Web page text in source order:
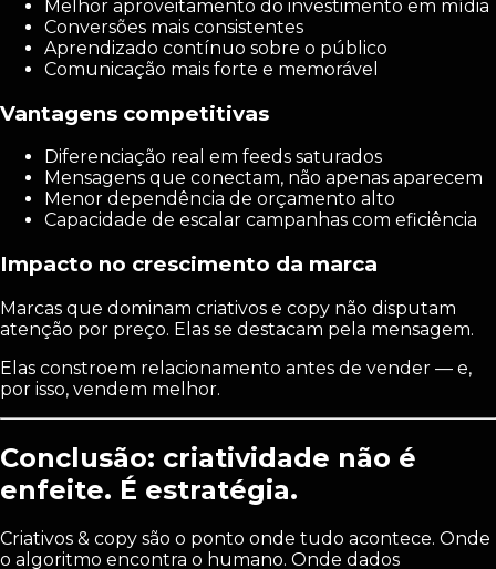
Melhor aproveitamento do investimento em mídia
Conversões mais consistentes
Aprendizado contínuo sobre o público
Comunicação mais forte e memorável
Vantagens competitivas
Diferenciação real em feeds saturados
Mensagens que conectam, não apenas aparecem
Menor dependência de orçamento alto
Capacidade de escalar campanhas com eficiência
Impacto no crescimento da marca
Marcas que dominam criativos e copy não disputam
atenção por preço. Elas se destacam pela mensagem.
Elas constroem relacionamento antes de vender — e,
por isso, vendem melhor.
Conclusão: criatividade não é
enfeite. É estratégia.
Criativos & copy são o ponto onde tudo acontece. Onde
o algoritmo encontra o humano. Onde dados